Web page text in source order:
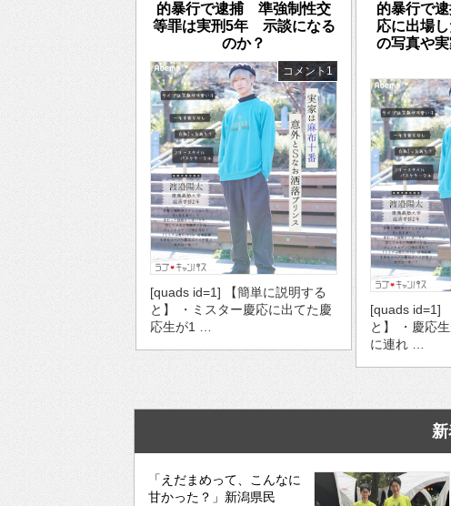
的暴行で逮捕 準強制性交
等罪は実刑5年 示談になる
のか？
コメント1
[quads id=1] 【簡単に説明する
と】 ・ミスター慶応に出てた慶
応生が1 …
的暴行で
応に出場
の写真や
[quads id=1]
と】 ・慶応
に連れ …
「えだまめって、こんなに
甘かった？」新潟県民